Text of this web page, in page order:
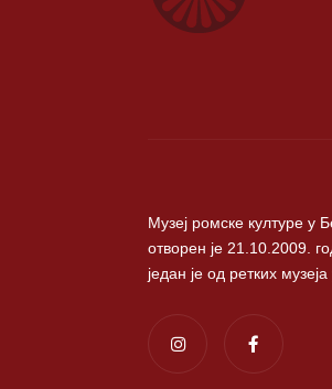
Музеј ромске културе у
отворен је 21.10.2009.
један је од ретких музеја